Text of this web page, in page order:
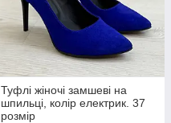
Туфлі жіночі замшеві на
шпильці, колір електрик. 37
розмір